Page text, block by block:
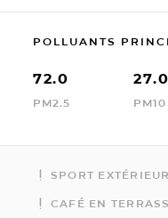
POLLUANTS
72.0
PM2.5
27.0
PM10
SPORT EXTÉRIEUR
CAFÉ EN